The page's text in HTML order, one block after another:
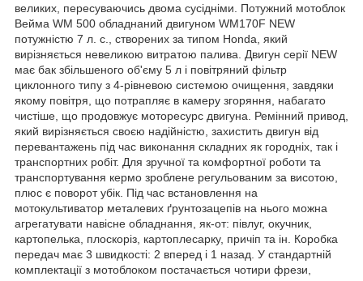
великих, пересуваючись двома сусідніми. Потужний мотоблок
Вейма WM 500 обладнаний двигуном WM170F NEW
потужністю 7 л. с., створених за типом Honda, який
вирізняється невеликою витратою палива. Двигун серії NEW
має бак збільшеного об'єму 5 л і повітряний фільтр
циклонного типу з 4-рівневою системою очищення, завдяки
якому повітря, що потрапляє в камеру згоряння, набагато
чистіше, що продовжує моторесурс двигуна. Ремінний привод,
який вирізняється своєю надійністю, захистить двигун від
перевантажень під час виконання складних як городніх, так і
транспортних робіт. Для зручної та комфортної роботи та
транспортування кермо зроблене регульованим за висотою,
плюс є поворот убік. Під час встановлення на
мотокультиватор металевих ґрунтозацепів на нього можна
агрегатувати навісне обладнання, як-от: півлуг, окучник,
картопелька, плоскоріз, картоплесарку, причіп та ін. Коробка
передач має 3 швидкості: 2 вперед і 1 назад. У стандартній
комплектації з мотоблоком постачається чотири фрези,